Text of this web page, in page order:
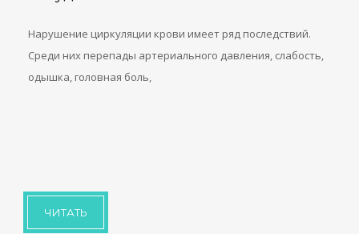
Нарушение циркуляции крови имеет ряд последствий.
Среди них перепады артериального давления, слабость,
одышка, головная боль,
ЧИТАТЬ